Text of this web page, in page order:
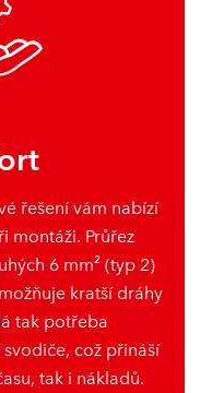
řešení vám nabízí
montáži. Průřez
6 mm² (typ 2)
kratší dráhy
tak potřeba
což přináší
tak i nákladů.